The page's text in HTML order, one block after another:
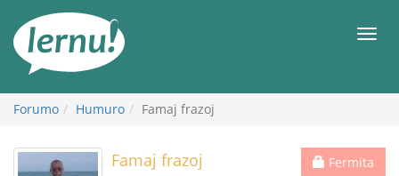
enhavo
Forumo Humuro Famaj frazoj
Fermita
Famaj frazoj